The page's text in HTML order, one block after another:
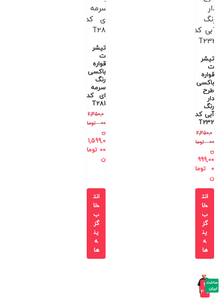
تیشر
ت
قواره
باکسی
طرح
دار
رنگ
آبی کد
T232
2,350,0
00
توما
ن
999,00
0
توما
ن
انت
خا
ب
گز
ین
ه
ها
تیشر
ت
قواره
باکسی
رنگ
سرمه
ای کد
T281
2,350,0
00
توما
ن
1,599,0
00 توما
ن
انت
خا
ب
گز
ین
ه
ها
-4
4%
ساخت
ایران